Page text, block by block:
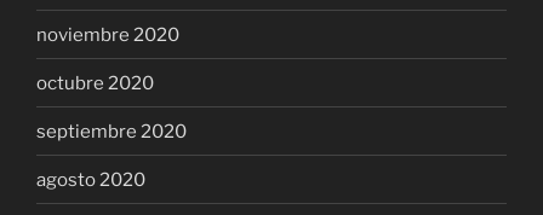
noviembre 2020
octubre 2020
septiembre 2020
agosto 2020